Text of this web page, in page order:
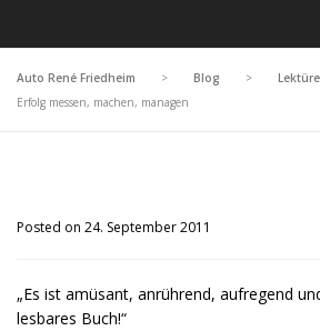
Auto René Friedheim > Blog > Lektüre
Erfolg messen, machen, managen
Posted on 24. September 2011
„Es ist amüsant, anrührend, aufregend
lesbares Buch!“